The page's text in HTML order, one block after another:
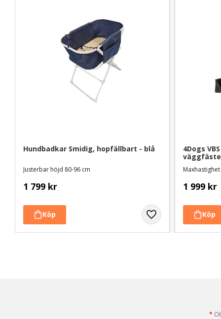
Hundbadkar Smidig, hopfällbart - blå
Justerbar höjd 80-96 cm
1 799 kr
4Dogs
1 999 kr
*